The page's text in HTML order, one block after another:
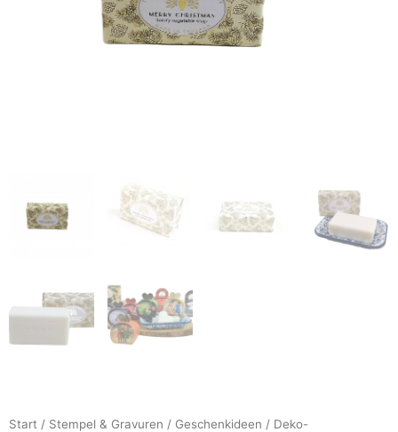
Start / Stempel & Gravuren / Geschenkideen / Deko-